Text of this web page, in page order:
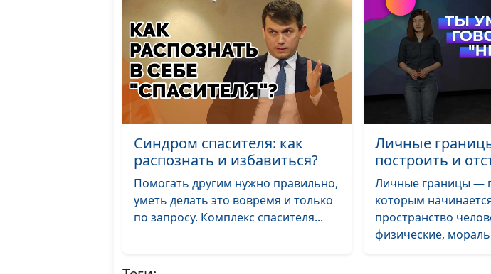
Синдром спасителя: как
распознать и избавиться?
Помогать другим нужно правильно,
уметь делать это вовремя и только
по запросу. Комплекс спасителя...
Личные
построить и
Личные границы —
которым
пространство
физические,